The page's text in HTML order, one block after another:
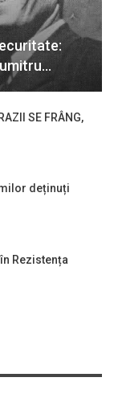
SE FRÂNG,
deținuți
Rezistența